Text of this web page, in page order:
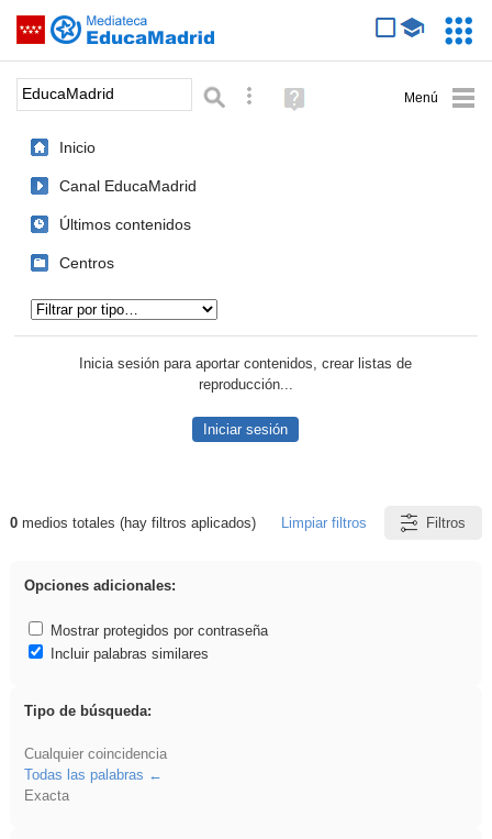
Saltar navegación
Palabra o frase: Búsqueda avanzada
Ayuda
(en
Inicio
Canal EducaMadrid
Últimos contenidos
Centros
Inicia sesión para aportar contenidos, crear listas de
reproducción...
Iniciar sesión
Resultados de: EducaMadrid
0medios totales (hay filtros aplicados) Limpiar filtros Filtros
Opciones adicionales:
Mostrar protegidos por contraseña
Incluir palabras similares
Tipo de búsqueda:
Cualquier coincidencia
Todas las palabras
Exacta